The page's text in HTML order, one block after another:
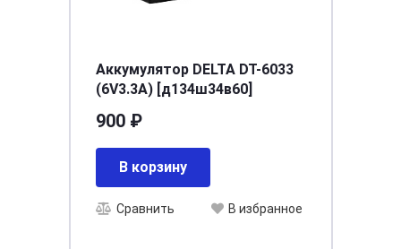
Аккумулятор DELTA DT-6033
(6V3.3A) [д134ш34в60]
900 ₽
В корзину
Сравнить В избранное